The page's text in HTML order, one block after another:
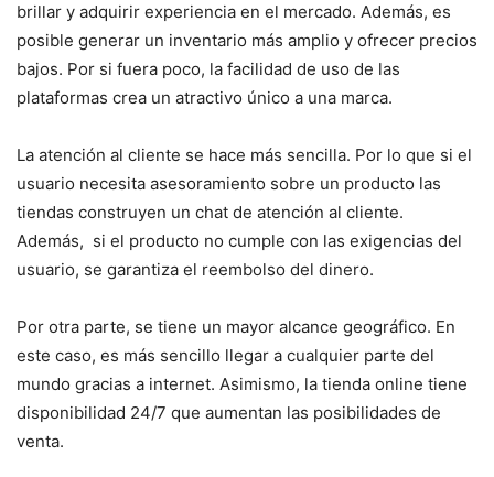
brillar y adquirir experiencia en el mercado. Además, es
posible generar un inventario más amplio y ofrecer precios
bajos. Por si fuera poco, la facilidad de uso de las
plataformas crea un atractivo único a una marca.
La atención al cliente se hace más sencilla. Por lo que si el
usuario necesita asesoramiento sobre un producto las
tiendas construyen un chat de atención al cliente.
Además, si el producto no cumple con las exigencias del
usuario, se garantiza el reembolso del dinero.
Por otra parte, se tiene un mayor alcance geográfico. En
este caso, es más sencillo llegar a cualquier parte del
mundo gracias a internet. Asimismo, la tienda online tiene
disponibilidad 24/7 que aumentan las posibilidades de
venta.